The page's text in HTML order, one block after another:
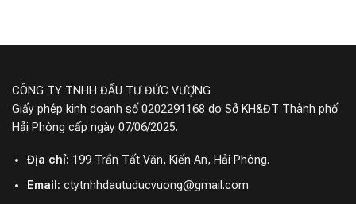
Điều hòa Xiaomi 12000 BTU N1A1 - Kết nối
thông minh với điện thoại qua APP Mihome
Giống như các bộ điều hòa khác hay các thiết bị thông
CÔNG TY TNHH ĐẦU TƯ ĐỨC VƯỢNG
Giấy phép kinh doanh số 0202291168 do Sở KH&ĐT Thành phố
Hải Phòng cấp ngày 07/06/2025.
Địa chỉ: 199 Trần Tất Văn, Kiến An, Hải Phòng.
Email: ctytnhhdautuducvuong@gmail.com